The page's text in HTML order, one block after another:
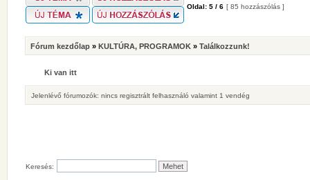
Oldal: 5 / 6 [ 85 hozzászólás ]
Fórum kezdőlap » KULTÚRA, PROGRAMOK » Találkozzunk!
Ki van itt
Jelenlévő fórumozók: nincs regisztrált felhasználó valamint 1 vendég
Keresés: